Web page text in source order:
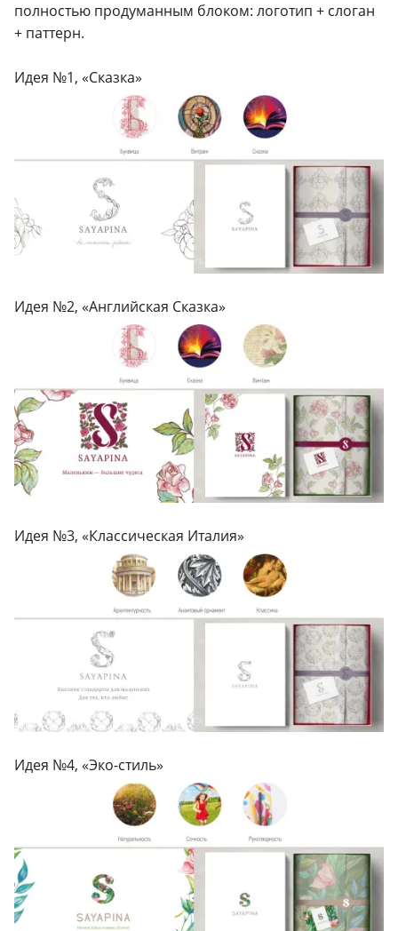
полностью продуманным блоком: логотип + слоган
+ паттерн.
Идея №1, «Сказка»
Идея №2, «Английская Сказка»
Идея №3, «Классическая Италия»
Идея №4, «Эко-стиль»